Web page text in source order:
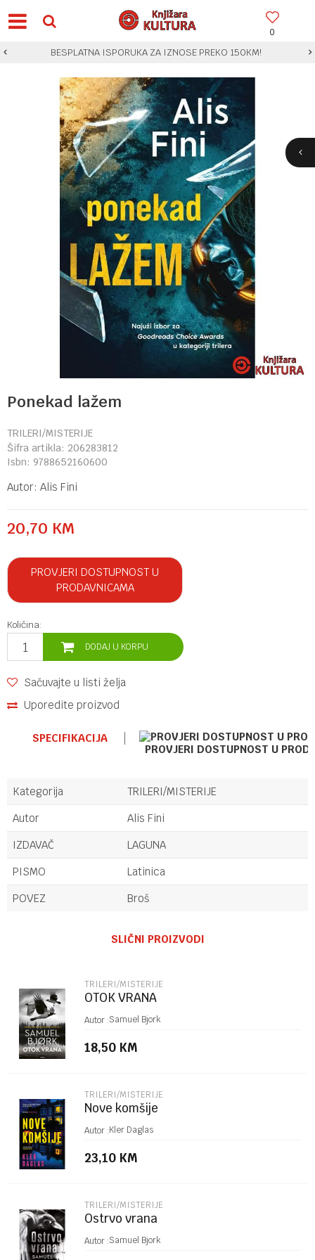
0
BESPLATNA ISPORUKA ZA IZNOSE PREKO 150KM!
Ponekad lažem
TRILERI/MISTERIJE
Šifra artikla: 206283812
Isbn: 9788652160600
Autor: Alis Fini
20,70 KM
PROVJERI DOSTUPNOST U
PRODAVNICAMA
Količina:
DODAJ U KORPU
Sačuvajte u listi želja
Uporedite proizvod
SPECIFIKACIJA
PROVJERI DOSTUPNOST U
Kategorija
TRILERI/MISTERIJE
Autor
Alis Fini
IZDAVAČ
LAGUNA
PISMO
Latinica
POVEZ
Broš
Poruka
POŠALJI
SLIČNI PROIZVODI
TRILERI/MISTERIJE
OTOK VRANA
Autor :Samuel Bjork
18,50 KM
TRILERI/MISTERIJE
Nove komšije
Autor :Kler Daglas
23,10 KM
TRILERI/MISTERIJE
Ostrvo vrana
Autor :Samuel Bjork